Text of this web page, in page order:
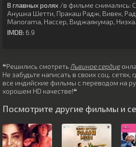
В главных ролях /в фильме снимались:
Анушка Шетти, Пракаш Радж, Вивек,
Manorama, Нассер, Виджаякумар,
IMDB: 6.9
❝Решились смотреть Львиное сердце
Не забудьте написать в своих соц.
все индийские фильмы с переводом на
хорошем HD качестве!❝
Посмотрите другие фильмы и